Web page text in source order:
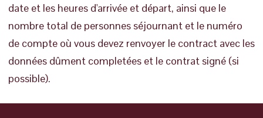
date et les heures d'arrivée et départ, ainsi que le
nombre total de personnes séjournant et le numéro
de compte où vous devez renvoyer le contract avec les
données dûment completées et le contrat signé (si
possible).